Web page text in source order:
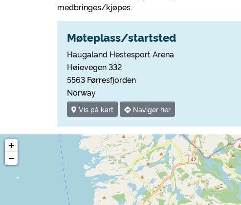
medbringes/kjøpes.
Møteplass/startsted
Haugaland Hestesport Arena
Høievegen 332
5563 Førresfjorden
Norway
Vis på kart Naviger her
+
−